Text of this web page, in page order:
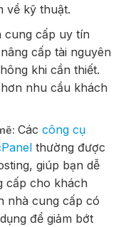
về kỹ thuật.
cung cấp uy tín
cấp tài nguyên
khi cần thiết.
nhu cầu khách
Các công cụ
thường được
giúp bạn dễ
cấp cho khách
nhà cung cấp có
để giảm bớt